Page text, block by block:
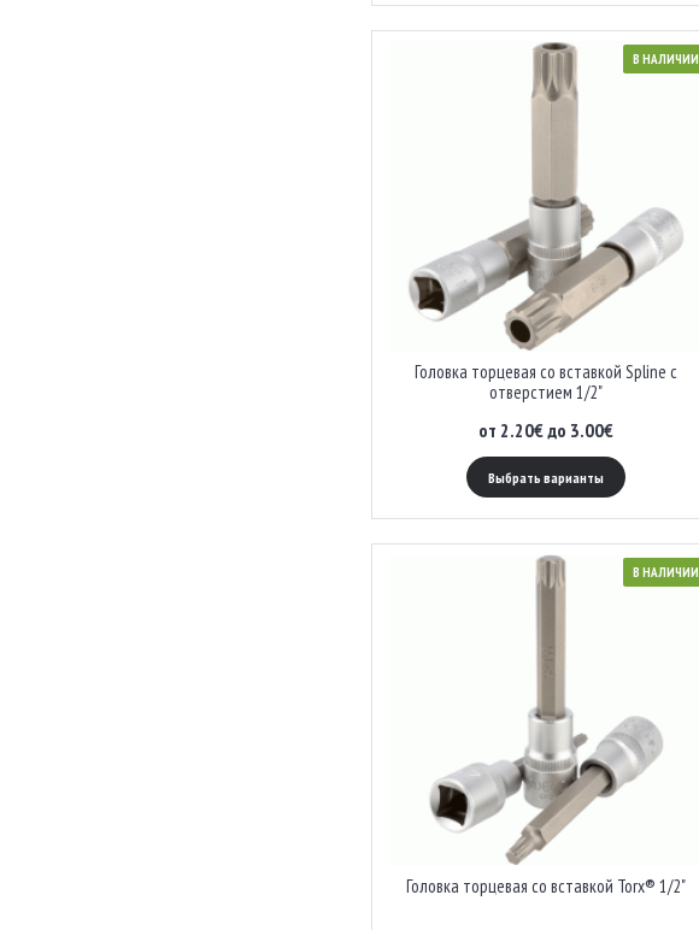
В НАЛИЧИИ
Головка торцевая со вставкой Spline с
отверстием 1/2"
от 2.20€ до 3.00€
Выбрать варианты
В НАЛИЧИИ
Головка торцевая со вставкой Torx® 1/2"